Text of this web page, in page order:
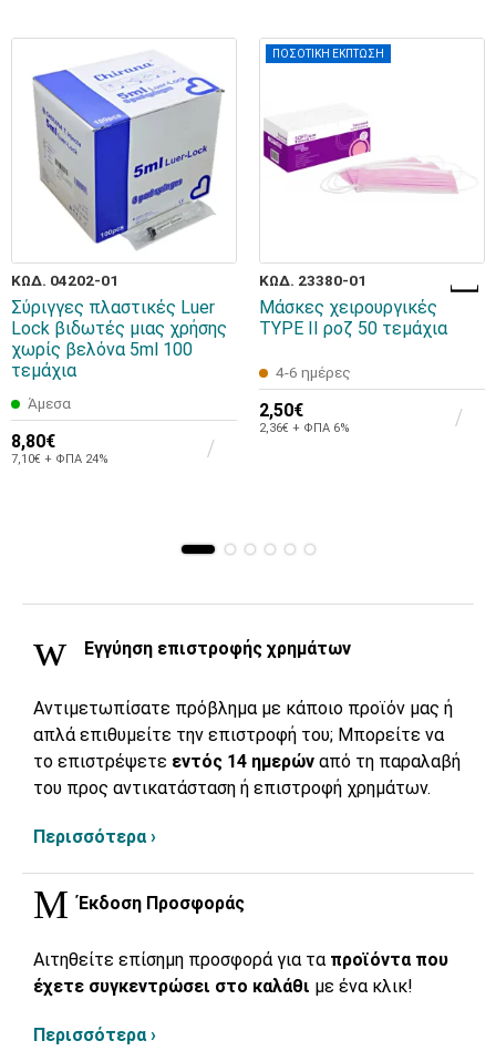
ΚΩΔ. 04202-01
Σύριγγες πλαστικές Luer
Lock βιδωτές μιας χρήσης
χωρίς βελόνα 5ml 100
τεμάχια
Άμεσα
8,80€
7,10€ + ΦΠΑ 24%
ΠΟΣΟΤΙΚΗ ΕΚΠΤΩΣΗ
ΚΩΔ. 23380-01
Μάσκες χειρουργικές
TYPE II ροζ 50 τεμάχια
4-6 ημέρες
2,50€
2,36€ + ΦΠΑ 6%
Εγγύηση επιστροφής χρημάτων
Αντιμετωπίσατε πρόβλημα με κάποιο προϊόν μας ή
απλά επιθυμείτε την επιστροφή του; Μπορείτε να
το επιστρέψετε εντός 14 ημερών από τη παραλαβή
του προς αντικατάσταση ή επιστροφή χρημάτων.
Περισσότερα ›
Έκδοση Προσφοράς
Αιτηθείτε επίσημη προσφορά για τα προϊόντα που
έχετε συγκεντρώσει στο καλάθι με ένα κλικ!
Περισσότερα ›